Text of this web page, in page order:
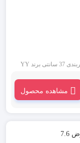
خرید حضوری و آنلاین بست کمربندی لاله زار : بست کمربندی 37 سانتی برند YY
بی رنگ و بست کمربندی
مشاهده محصول